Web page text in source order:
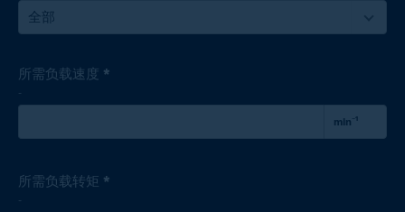
全部
所需负载速度 *
-
min⁻¹
所需负载转矩 *
-